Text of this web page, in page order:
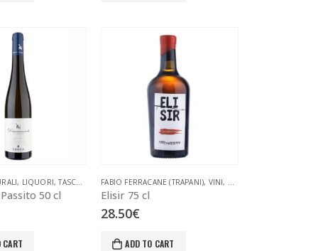
, VINI LIQUOROSI
, LIQUORI,TASCA D'ALMERITA (PALERMO) ,VINI LIQUOROSI
50 cl
CART
FABIO FERRACANE (TRAPANI), VINI, VINI LIQUOROSI
Elisir 75 cl
28.50€
ADD TO CART